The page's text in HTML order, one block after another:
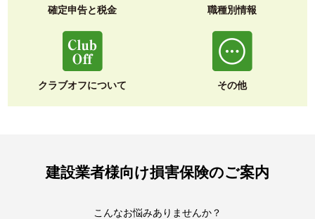
確定申告と税金 職種別情報
クラブオフについて その他
建設業者様向け損害保険のご案内
こんなお悩みありませんか？